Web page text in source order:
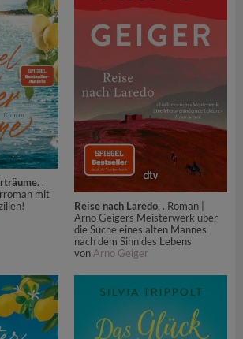
. .
mit
Reise nach Laredo. . Roman |
Arno Geigers Meisterwerk über
die Suche eines alten Mannes
nach dem Sinn des Lebens
vonArno Geiger